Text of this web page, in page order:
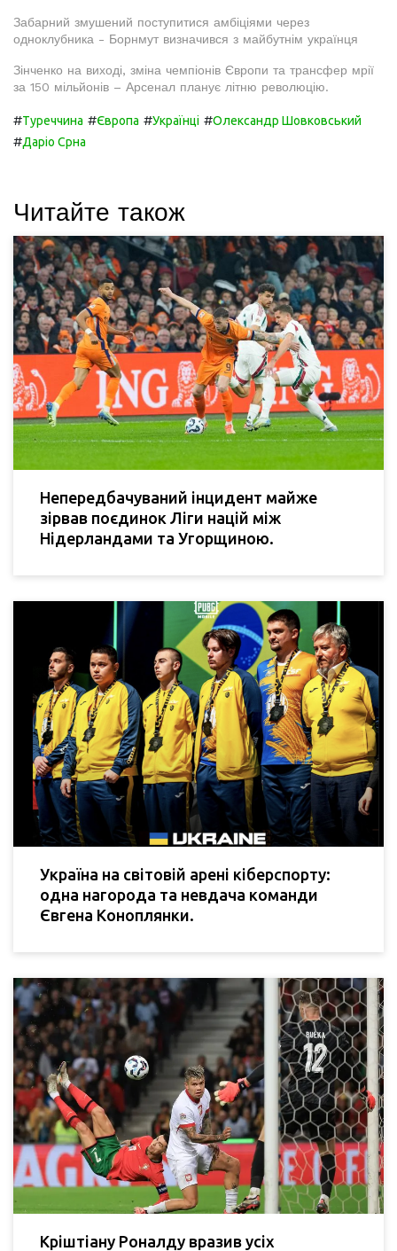
Забарний змушений поступитися амбіціями через
одноклубника - Борнмут визначився з майбутнім українця
Зінченко на виході, зміна чемпіонів Європи та трансфер мрії
за 150 мільйонів – Арсенал планує літню революцію.
#Туреччина #Європа #Українці #Олександр Шовковський
#Даріо Срна
Читайте також
Непередбачуваний інцидент майже
зірвав поєдинок Ліги націй між
Нідерландами та Угорщиною.
Україна на світовій арені кіберспорту:
одна нагорода та невдача команди
Євгена Коноплянки.
Кріштіану Роналду вразив усіх